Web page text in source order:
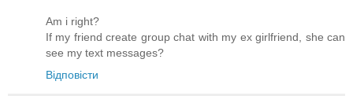
Am i right?
If my friend create group chat with my ex girlfriend, she can
see my text messages?
Відповісти